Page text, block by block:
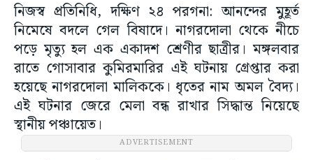
নিজস্ব প্রতিনিধি, দক্ষিণ ২৪ পরগনা: আনন্দের মুহূর্ত
নিমেষে বদলে গেল বিষাদে। নাগরদোলা থেকে নীচে
পড়ে মৃত্যু হল এক একাদশ শ্রেণীর ছাত্রীর। মঙ্গলবার
রাতে গোসাবার কুমিরমারির এই ঘটনায় গ্রেপ্তার করা
হয়েছে নাগরদোলা মালিককে। ধৃতের নাম অমল বৈদ্য।
এই ঘটনার জেরে মেলা বন্ধ রাখার সিদ্ধান্ত নিয়েছে
স্থানীয় পঞ্চায়েত।
ADVERTISEMENT